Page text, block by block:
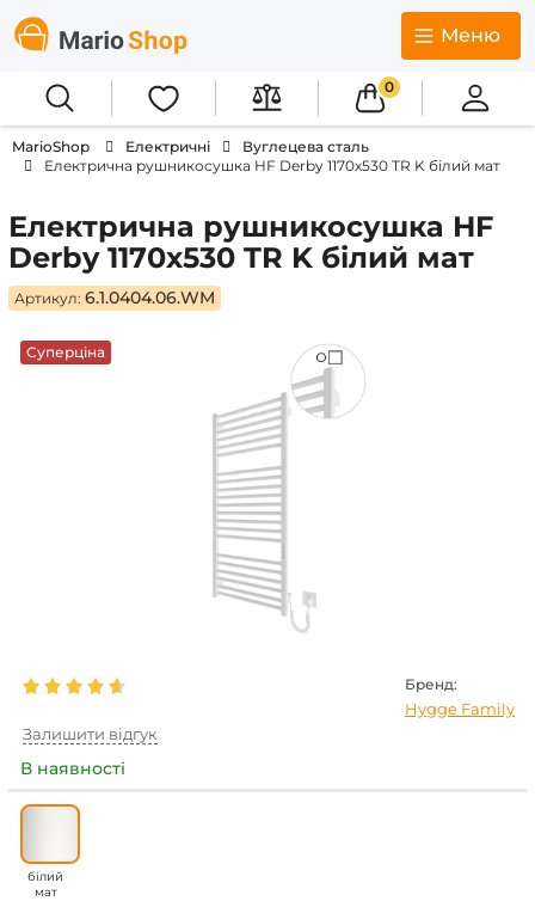
Меню
0
MarioShop Електричні
Вуглецева сталь
Електрична рушникосушка HF Derby 1170х530 TR K білий мат
Електрична рушникосушка HF
Derby 1170х530 TR K білий мат
Артикул: 6.1.0404.06.WM
Суперціна
Бренд:
Hygge Family
Залишити відгук
В наявності
білий
мат